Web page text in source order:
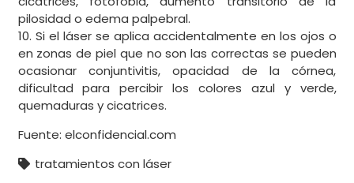
pilosidad o edema palpebral.
10. Si el láser se aplica accidentalmente en los ojos o
en zonas de piel que no son las correctas se pueden
ocasionar conjuntivitis, opacidad de la córnea,
dificultad para percibir los colores azul y verde,
quemaduras y cicatrices.
Fuente: elconfidencial.com
tratamientos con láser